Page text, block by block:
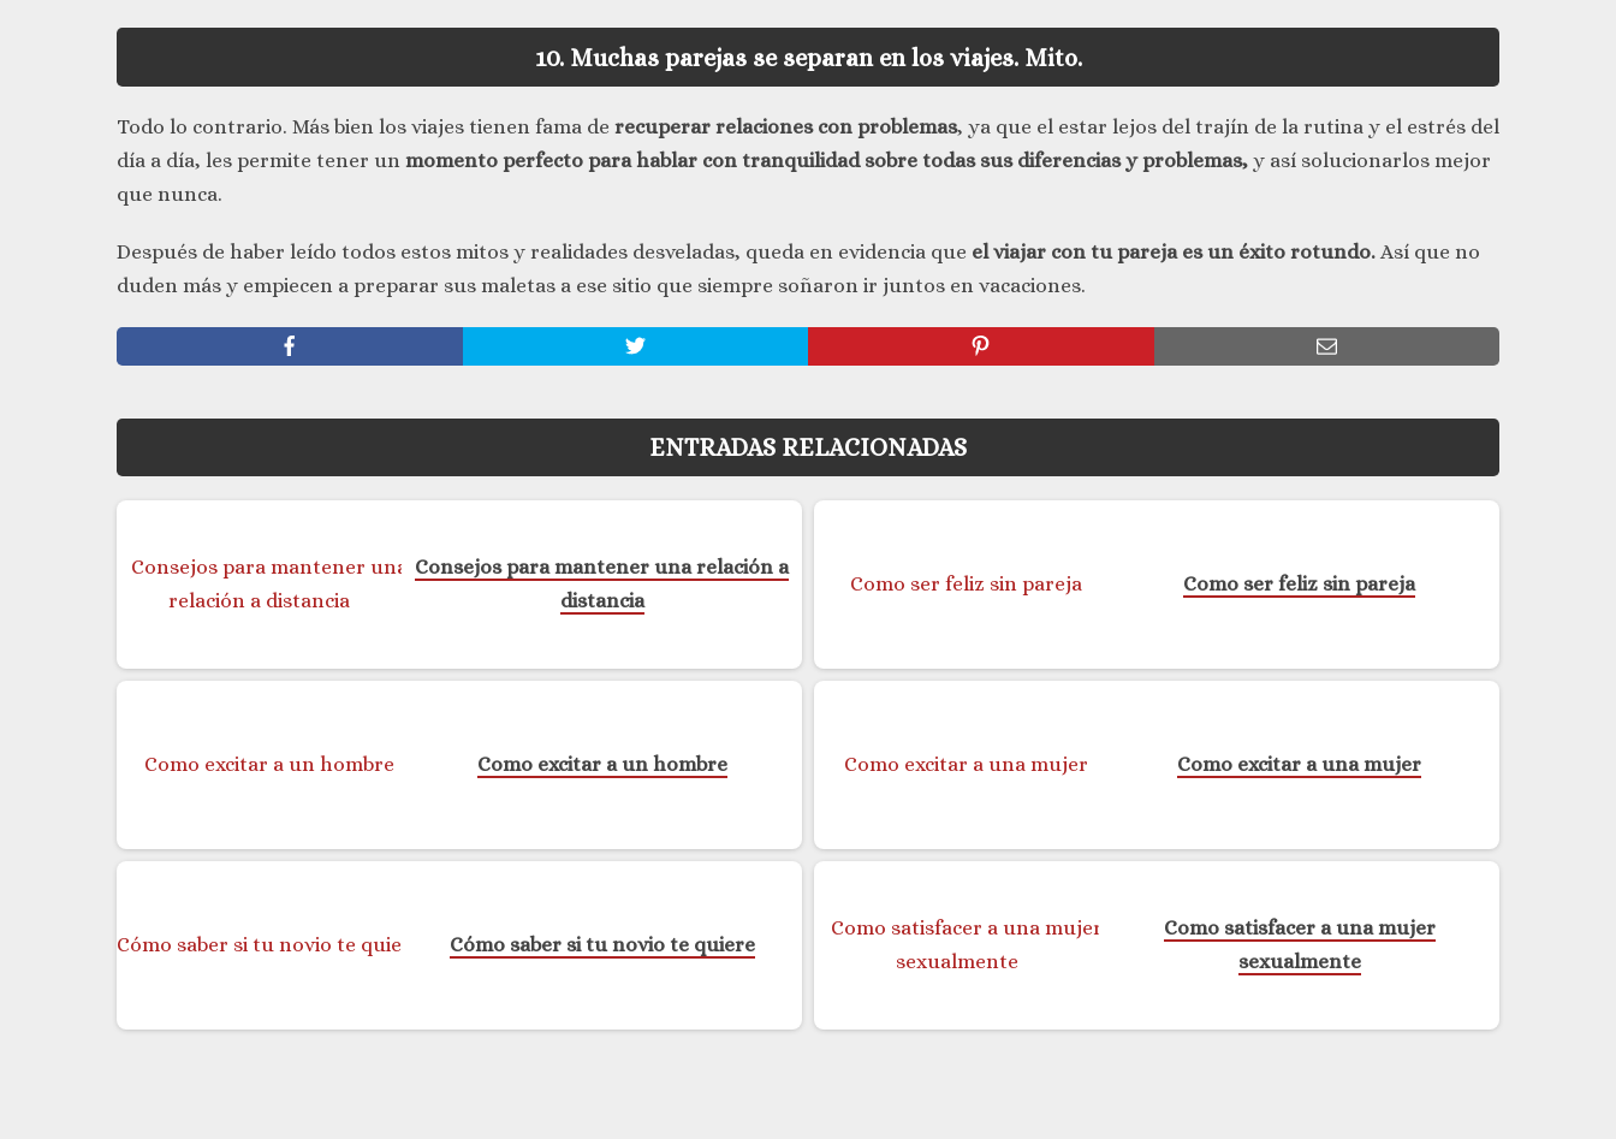
10. Muchas parejas se separan en los viajes. Mito.
Todo lo contrario. Más bien los viajes tienen fama de recuperar relaciones con problemas, ya que el estar lejos del trajín de la rutina y el estrés del
día a día, les permite tener un momento perfecto para hablar con tranquilidad sobre todas sus diferencias y problemas, y así solucionarlos mejor
que nunca.
Después de haber leído todos estos mitos y realidades desveladas, queda en evidencia que el viajar con tu pareja es un éxito rotundo. Así que no
duden más y empiecen a preparar sus maletas a ese sitio que siempre soñaron ir juntos en vacaciones.
ENTRADAS RELACIONADAS
Consejos para mantener una relación a
distancia
Como ser feliz sin pareja
Como excitar a un hombre Como excitar a una mujer
Cómo saber si tu novio te quiere
Como satisfacer a una mujer
sexualmente